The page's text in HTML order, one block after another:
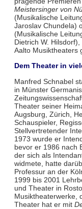
Meistersinger von
(Musikalische
Jaroslav Chundela)
(Musikalische
Dietrich W.
Aalto Musiktheaters
Dem Theater in
Manfred Schnabel
in Münster
Theater seiner
Augsburg, Zürich,
Schauspieler,
Stellvertretender
1973 wurde er
bevor er 1986 nach
der sich als
widmete, hatte
Professur an der
1999 bis 2001
und Theater in
Musiktheaterwerke,
Theater hat er mit